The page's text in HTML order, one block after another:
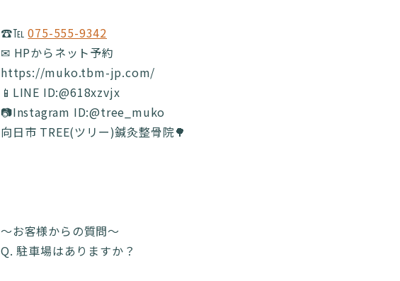
☎️℡075-555-9342
✉ HPからネット予約
https://muko.tbm-jp.com/
📱LINE ID:@618xzvjx
📷Instagram ID:@tree_muko
向日市 TREE(ツリー)鍼灸整骨院🌳
〜お客様からの質問〜
Q. 駐車場はありますか？